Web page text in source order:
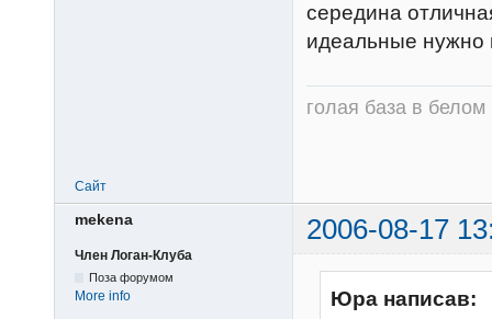
середина
идеальные нужно
голая база в белом
Сайт
mekena 2006-08-17
Член Логан-Клуба
Поза форумом
More info
Юра написав: